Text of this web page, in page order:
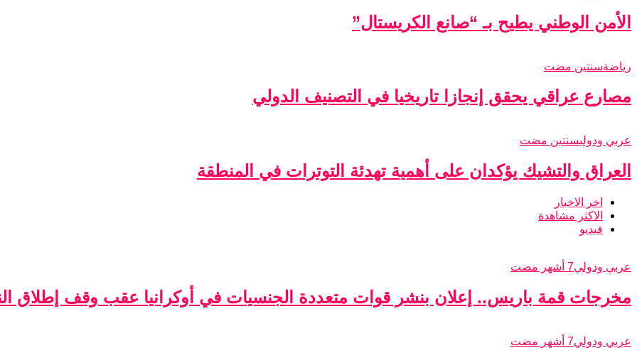
الأمن الوطني يطيح بـ “صانع الكريستال”
رياضةسنتين مضت
مصارع عراقي يحقق إنجازا تاريخيا في التصنيف الدولي
عربي ودوليسنتين مضت
العراق والتشيك يؤكدان على أهمية تهدئة التوترات في المنطقة
اخر الاخبار
الاكثر مشاهدة
فيديو
عربي ودولي7 أشهر مضت
مخرجات قمة باريس.. إعلان بنشر قوات متعددة الجنسيات في أوكرانيا عقب وقف إطلاق
عربي ودولي7 أشهر مضت